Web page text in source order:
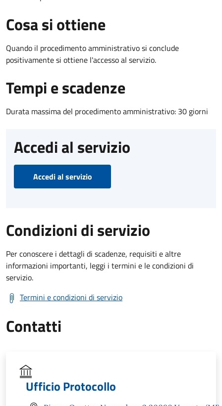
Cosa si ottiene
Quando il procedimento amministrativo si conclude
positivamente si ottiene l'accesso al servizio.
Tempi e scadenze
Durata massima del procedimento amministrativo: 30 giorni
Accedi al servizio
Accedi al servizio
Condizioni di servizio
Per conoscere i dettagli di scadenze, requisiti e altre
informazioni importanti, leggi i termini e le condizioni di
servizio.
Termini e condizioni di servizio
Contatti
Ufficio Protocollo